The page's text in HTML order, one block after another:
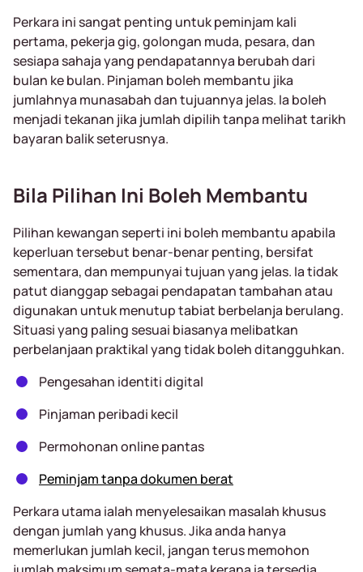
Perkara ini sangat penting untuk peminjam kali
pertama, pekerja gig, golongan muda, pesara, dan
sesiapa sahaja yang pendapatannya berubah dari
bulan ke bulan. Pinjaman boleh membantu jika
jumlahnya munasabah dan tujuannya jelas. Ia boleh
menjadi tekanan jika jumlah dipilih tanpa melihat tarikh
bayaran balik seterusnya.
Bila Pilihan Ini Boleh Membantu
Pilihan kewangan seperti ini boleh membantu apabila
keperluan tersebut benar-benar penting, bersifat
sementara, dan mempunyai tujuan yang jelas. Ia tidak
patut dianggap sebagai pendapatan tambahan atau
digunakan untuk menutup tabiat berbelanja berulang.
Situasi yang paling sesuai biasanya melibatkan
perbelanjaan praktikal yang tidak boleh ditangguhkan.
Pengesahan identiti digital
Pinjaman peribadi kecil
Permohonan online pantas
Peminjam tanpa dokumen berat
Perkara utama ialah menyelesaikan masalah khusus
dengan jumlah yang khusus. Jika anda hanya
memerlukan jumlah kecil, jangan terus memohon